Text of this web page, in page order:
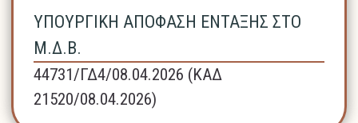
ΥΠΟΥΡΓΙΚΗ ΑΠΟΦΑΣΗ ΕΝΤΑΞΗΣ ΣΤΟ
Μ.Δ.Β.
44731/ΓΔ4/08.04.2026 (ΚΑΔ
21520/08.04.2026)